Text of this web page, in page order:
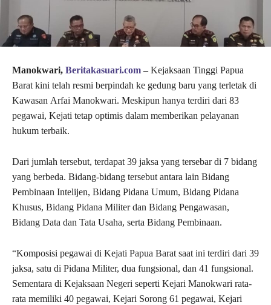
Manokwari, Beritakasuari.com–Kejaksaan Tinggi Papua
Barat kini telah resmi berpindah ke gedung baru yang terletak di
Kawasan Arfai Manokwari. Meskipun hanya terdiri dari 83
pegawai, Kejati tetap optimis dalam memberikan pelayanan
hukum terbaik.
Dari jumlah tersebut, terdapat 39 jaksa yang tersebar di 7 bidang
yang berbeda. Bidang-bidang tersebut antara lain Bidang
Pembinaan Intelijen, Bidang Pidana Umum, Bidang Pidana
Khusus, Bidang Pidana Militer dan Bidang Pengawasan,
Bidang Data dan Tata Usaha, serta Bidang Pembinaan.
“Komposisi pegawai di Kejati Papua Barat saat ini terdiri dari 39
jaksa, satu di Pidana Militer, dua fungsional, dan 41 fungsional.
Sementara di Kejaksaan Negeri seperti Kejari Manokwari rata-
rata memiliki 40 pegawai, Kejari Sorong 61 pegawai, Kejari